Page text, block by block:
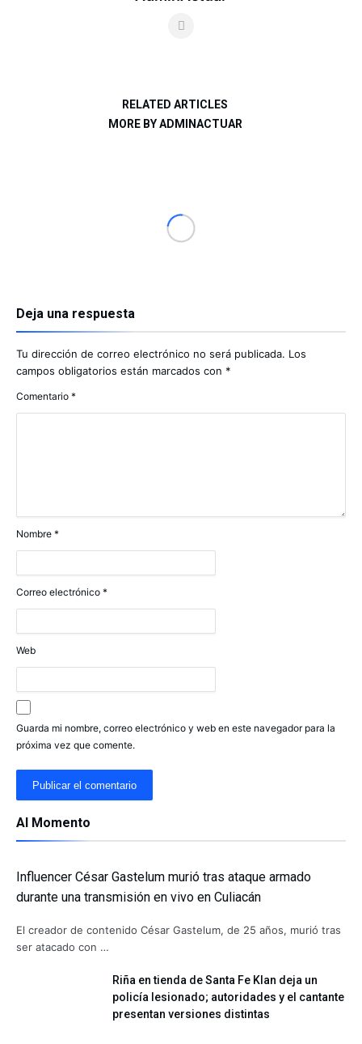
RELATED ARTICLES
MORE BY ADMINACTUAR
Deja una respuesta
Tu dirección de correo electrónico no será publicada. Los
campos obligatorios están marcados con *
Comentario *
Nombre *
Correo electrónico *
Web
Guarda mi nombre, correo electrónico y web en este navegador para la
próxima vez que comente.
Al Momento
Influencer César Gastelum murió tras ataque armado
durante una transmisión en vivo en Culiacán
El creador de contenido César Gastelum, de 25 años, murió tras
ser atacado con …
Riña en tienda de Santa Fe Klan deja un
policía lesionado; autoridades y el cantante
presentan versiones distintas